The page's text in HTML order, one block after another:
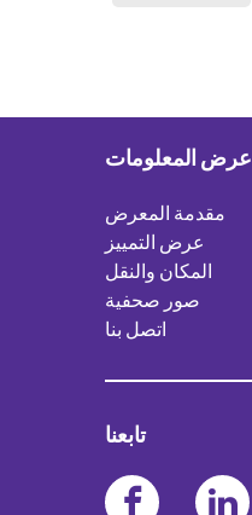
عرض المعلومات
مقدمة المعرض
عرض التمييز
المكان والنقل
صور صحفية
اتصل بنا
تابعنا